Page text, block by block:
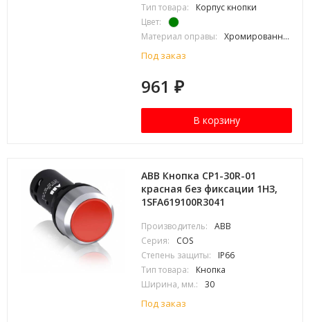
Тип товара:
Корпус кнопки
Цвет:
Материал оправы:
Хромированный металл
Под заказ
961₽
В корзину
ABB Кнопка CP1-30R-01
красная без фиксации 1HЗ,
1SFA619100R3041
Производитель:
ABB
Серия:
COS
Степень защиты:
IP66
Тип товара:
Кнопка
Ширина, мм.:
30
Под заказ